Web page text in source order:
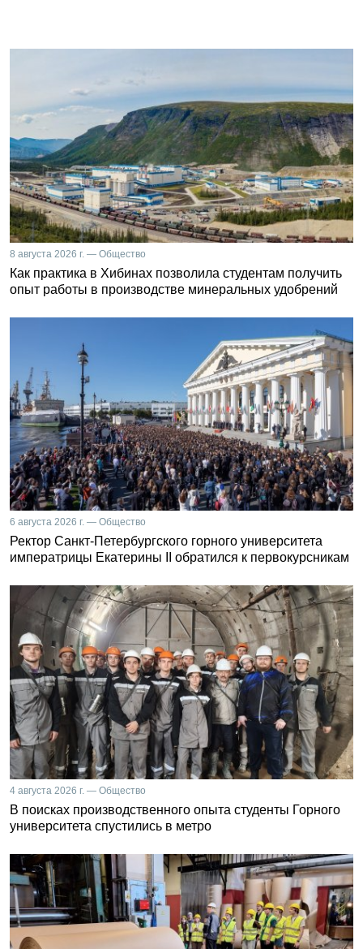
8 августа 2026 г. — Общество
Как практика в Хибинах позволила студентам получить
опыт работы в производстве минеральных удобрений
6 августа 2026 г. — Общество
Ректор Санкт-Петербургского горного университета
императрицы Екатерины II обратился к первокурсникам
4 августа 2026 г. — Общество
В поисках производственного опыта студенты Горного
университета спустились в метро